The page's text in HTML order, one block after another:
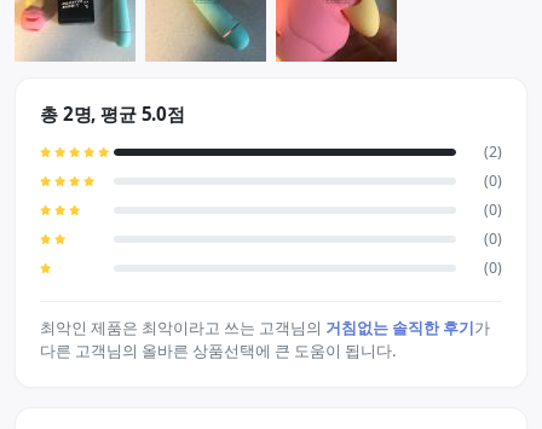
총 2명, 평균 5.0점
(2)
(0)
(0)
(0)
(0)
최악인 제품은 최악이라고 쓰는 고객님의 거침없는 솔직한 후기가
다른 고객님의 올바른 상품선택에 큰 도움이 됩니다.